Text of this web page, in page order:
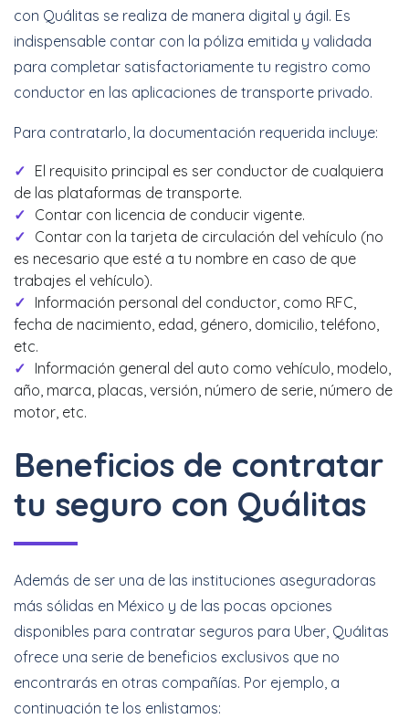
con Quálitas se realiza de manera digital y ágil. Es
indispensable contar con la póliza emitida y validada
para completar satisfactoriamente tu registro como
conductor en las aplicaciones de transporte privado.
Para contratarlo, la documentación requerida incluye:
El requisito principal es ser conductor de cualquiera
de las plataformas de transporte.
Contar con licencia de conducir vigente.
Contar con la tarjeta de circulación del vehículo (no
es necesario que esté a tu nombre en caso de que
trabajes el vehículo).
Información personal del conductor, como RFC,
fecha de nacimiento, edad, género, domicilio, teléfono,
etc.
Información general del auto como vehículo, modelo,
año, marca, placas, versión, número de serie, número de
motor, etc.
Beneficios de contratar
tu seguro con Quálitas
Además de ser una de las instituciones aseguradoras
más sólidas en México y de las pocas opciones
disponibles para contratar seguros para Uber, Quálitas
ofrece una serie de beneficios exclusivos que no
encontrarás en otras compañías. Por ejemplo, a
continuación te los enlistamos: